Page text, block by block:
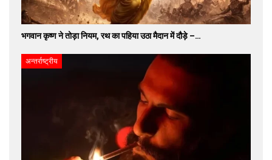
भगवान कृष्ण ने तोड़ा नियम, रथ का पहिया उठा मैदान में दौड़े –…
अन्तर्राष्ट्रीय